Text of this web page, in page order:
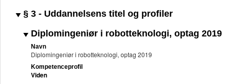
§ 3 - Uddannelsens titel og profiler
Diplomingeniør i robotteknologi, optag 2019
Navn
Diplomingeniør i robotteknologi, optag 2019
Kompetenceprofil
Viden